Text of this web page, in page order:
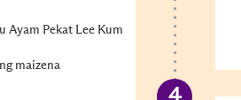
Ayam Pekat Lee Kum
maizena